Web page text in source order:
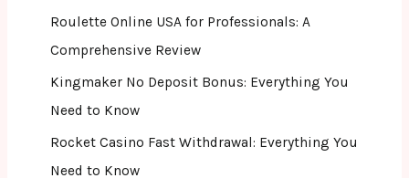
Roulette Online USA for Professionals: A
Comprehensive Review
Kingmaker No Deposit Bonus: Everything You
Need to Know
Rocket Casino Fast Withdrawal: Everything You
Need to Know